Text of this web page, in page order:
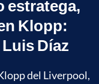
estratega,
Klopp:
Díaz
del Liverpool,